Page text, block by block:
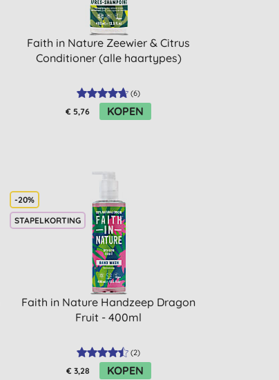
Faith in Nature Zeewier & Citrus
Conditioner (alle haartypes)
(6)
€ 5,76 KOPEN
-20%
STAPELKORTING
Faith in Nature Handzeep Dragon
Fruit - 400ml
(2)
€ 3,28 KOPEN